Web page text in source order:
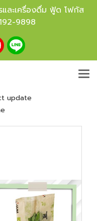
ละเครื่องดื่ม ฟู้ด โฟกัส
9898
update